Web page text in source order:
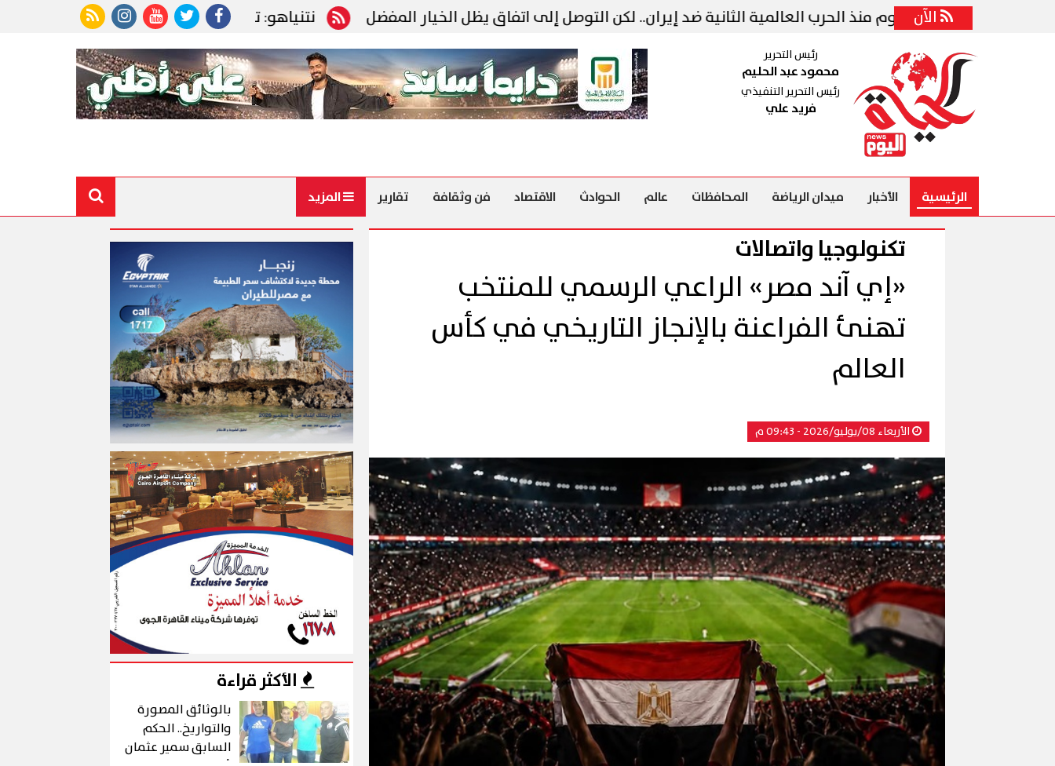
الآن نتنياهو: ترامب أعظم أصدقائنا.. ووجود إسرائيل ليس لتنفيذ أكبر هجوم منذ الحرب العالمية الثانية ضد إيران.. لكن التوصل إلى اتفاق يظل الخيار المفضل
رئيس التحرير
محمود عبد الحليم
رئيس التحرير التنفيذي
فريد علي
الرئيسية الأخبار ميدان الرياضة المحافظات عالم الحوادث الاقتصاد فن وثقافة تقارير المزيد
تكنولوجيا واتصالات
«إي آند مصر» الراعي الرسمي للمنتخب
تهنئ الفراعنة بالإنجاز التاريخي في كأس
العالم
الأربعاء 08/يوليو/2026 - 09:43 م
الأكثر قراءة
بالوثائق المصورة
والتواريخ.. الحكم
السابق سمير عثمان